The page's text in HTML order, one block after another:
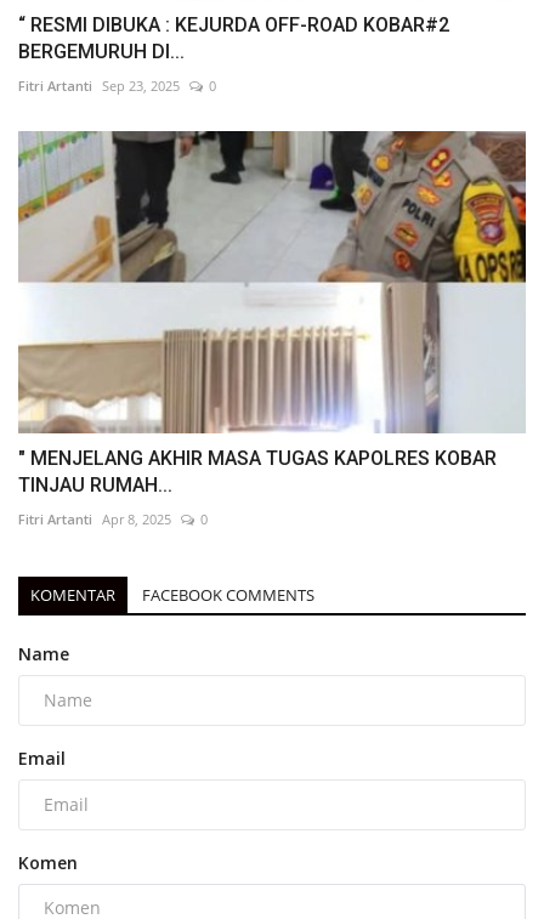
“ RESMI DIBUKA : KEJURDA OFF-ROAD KOBAR#2
BERGEMURUH DI...
Fitri Artanti Sep 23, 2025 0
" MENJELANG AKHIR MASA TUGAS KAPOLRES KOBAR
TINJAU RUMAH...
Fitri Artanti Apr 8, 2025 0
KOMENTAR FACEBOOK COMMENTS
Name
Email
Komen